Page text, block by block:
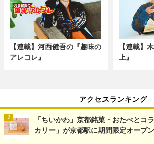
【連載】河西健吾の『趣味の
アレコレ』
【連載】
上』
アクセスランキング
「ちいかわ」京都銘菓・おたべとコ
カリー」が京都駅に期間限定オープ